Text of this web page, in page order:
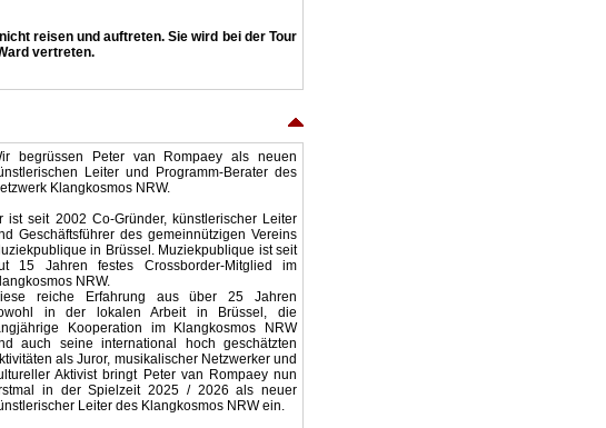
reisen und auftreten. Sie wird bei der Tour
vertreten.
begrüssen Peter van Rompaey als neuen
Leiter und Programm-Berater des
Klangkosmos NRW.
ist seit 2002 Co-Gründer, künstlerischer Leiter
Geschäftsführer des gemeinnützigen Vereins
in Brüssel. Muziekpublique ist seit
15 Jahren festes Crossborder-Mitglied im
NRW.
reiche Erfahrung aus über 25 Jahren
in der lokalen Arbeit in Brüssel, die
Kooperation im Klangkosmos NRW
auch seine international hoch geschätzten
als Juror, musikalischer Netzwerker und
Aktivist bringt Peter van Rompaey nun
in der Spielzeit 2025 / 2026 als neuer
Leiter des Klangkosmos NRW ein.